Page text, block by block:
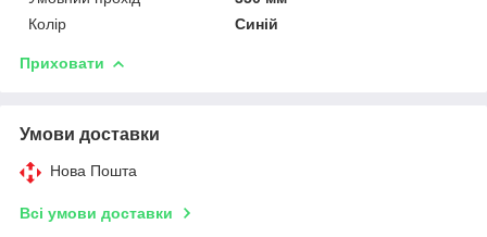
Колір
Синій
Приховати
Умови доставки
Нова Пошта
Всі умови доставки